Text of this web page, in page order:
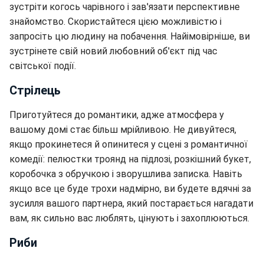
зустріти когось чарівного і зав'язати перспективне
знайомство. Скористайтеся цією можливістю і
запросіть цю людину на побачення. Найімовірніше, ви
зустрінете свій новий любовний об'єкт під час
світської події.
Стрілець
Приготуйтеся до романтики, адже атмосфера у
вашому домі стає більш мрійливою. Не дивуйтеся,
якщо прокинетеся й опинитеся у сцені з романтичної
комедії: пелюстки троянд на підлозі, розкішний букет,
коробочка з обручкою і зворушлива записка. Навіть
якщо все це буде трохи надмірно, ви будете вдячні за
зусилля вашого партнера, який постарається нагадати
вам, як сильно вас люблять, цінують і захоплюються.
Риби